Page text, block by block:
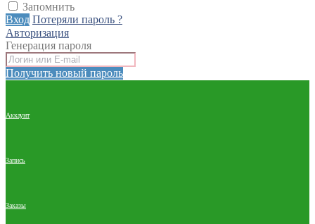
Запомнить
Вход Потеряли пароль ?
Авторизация
Генерация пароля
Получить новый пароль
Аккаунт
Запись
Заказы